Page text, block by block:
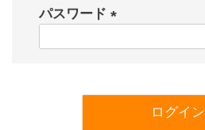
パスワード
)
ログイン